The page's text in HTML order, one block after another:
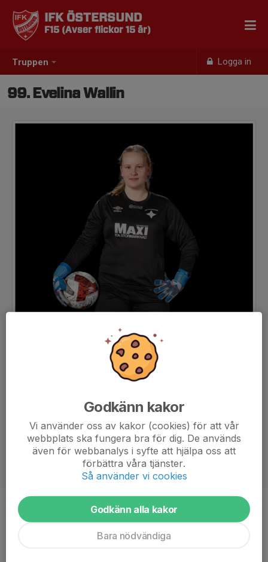
Truppen Logga in
IFK ÖSTERSUND
F15 (Avser flickor 15 år)
99. Evelina Wallin
Ålder 14 år
Godkänn kakor
Vi använder oss av kakor (cookies) för att vår
webbplats ska fungera bra för dig. De används
även för webbanalys i syfte att hjälpa oss att
förbättra våra tjänster.
Så använder vi cookies
Godkänn alla kakor
Bara nödvändiga